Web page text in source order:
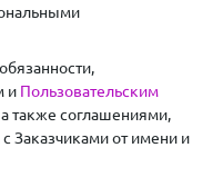
и Пользовательским
также соглашениями,
Заказчиками от имени и